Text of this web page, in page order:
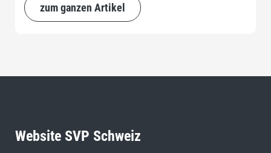
zum ganzen Artikel
Website SVP Schweiz